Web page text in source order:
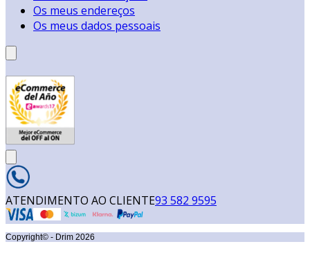
Os meus endereços
Os meus dados pessoais
ATENDIMENTO AO CLIENTE93 582 9595
Copyright© - Drim 2026